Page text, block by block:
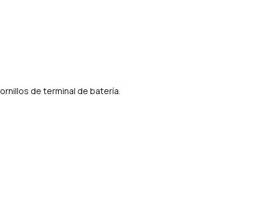
de terminal de batería.